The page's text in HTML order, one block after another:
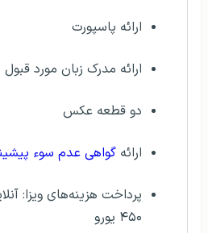
ارائه پاسپورت
ارائه مدرک زبان مورد
دو قطعه عکس
ارائه گواهی عدم سوء
۴۵۰ یورو